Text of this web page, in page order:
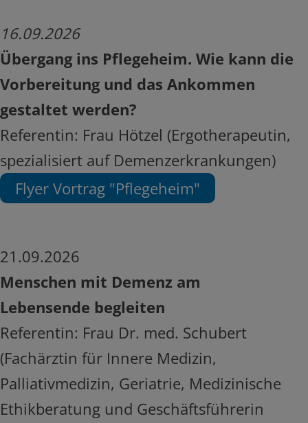
16.09.2026
Übergang ins Pflegeheim. Wie kann die
Vorbereitung und das Ankommen
gestaltet werden?
Referentin: Frau Hötzel (Ergotherapeutin,
spezialisiert auf Demenzerkrankungen)
Flyer Vortrag "Pflegeheim"
21.09.2026
Menschen mit Demenz am
Lebensende begleiten
Referentin: Frau Dr. med. Schubert
(Fachärztin für Innere Medizin,
Palliativmedizin, Geriatrie, Medizinische
Ethikberatung und Geschäftsführerin